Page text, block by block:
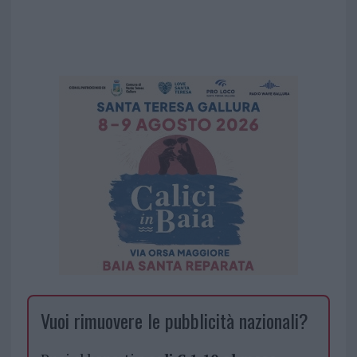
Vuoi rimuovere le pubblicità nazionali?